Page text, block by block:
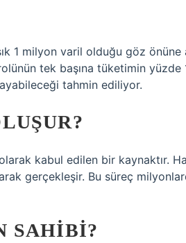
1 milyon varil olduğu göz önüne
tek başına tüketimin yüzde
tahmin ediliyor.
kabul edilen bir kaynaktır.
gerçekleşir. Bu süreç
SAHIBI?